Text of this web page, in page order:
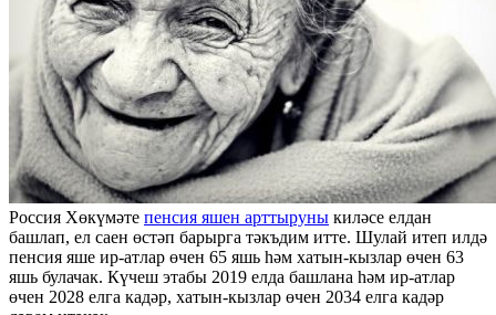
Россия Хөкүмәте пенсия яшен арттыруны киләсе елдан
башлап, ел саен өстәп барырга тәкъдим итте. Шулай итеп илдә
пенсия яше ир-атлар өчен 65 яшь һәм хатын-кызлар өчен 63
яшь булачак. Күчеш этабы 2019 елда башлана һәм ир-атлар
өчен 2028 елга кадәр, хатын-кызлар өчен 2034 елга кадәр